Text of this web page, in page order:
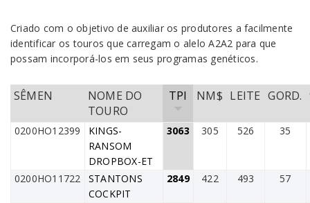
Criado com o objetivo de auxiliar os produtores a facilmente
identificar os touros que carregam o alelo A2A2 para que
possam incorporá-los em seus programas genéticos.
SÊMEN
NOME DO
TOURO
TPI NM$ LEITE GORD.
0200HO12399
KINGS-
RANSOM
DROPBOX-ET
3063 305 526 35
0200HO11722
STANTONS
COCKPIT
2849 422 493 57